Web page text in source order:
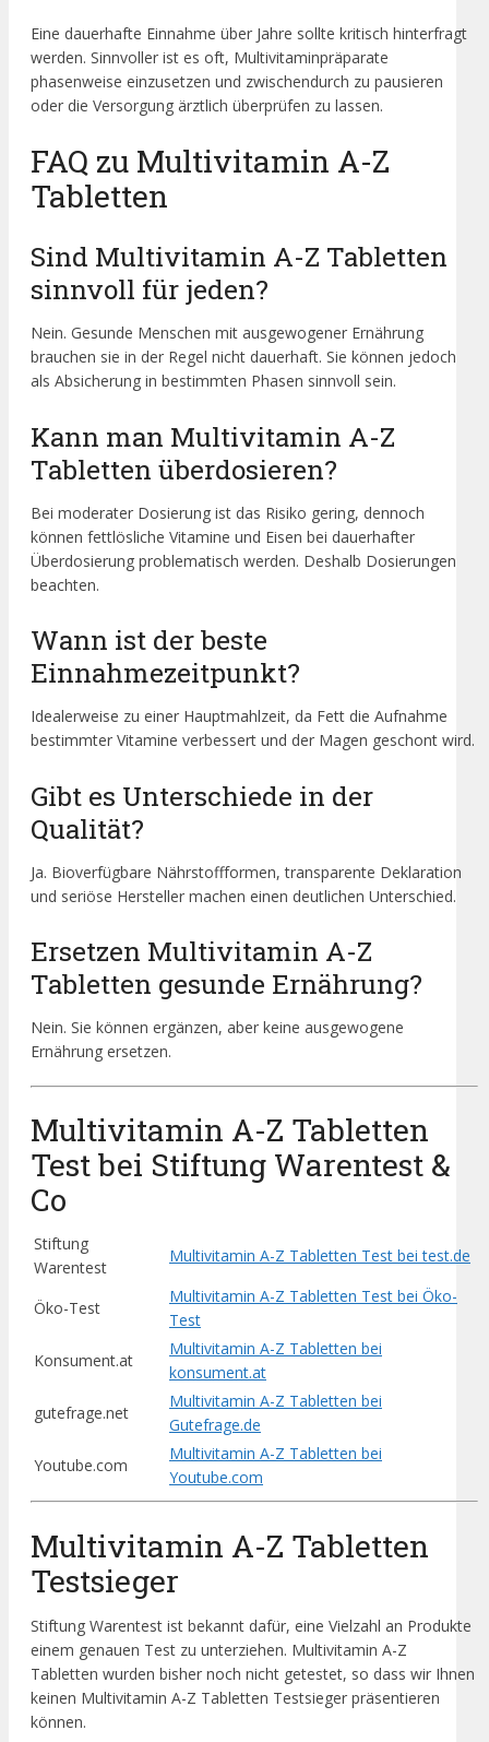
Eine dauerhafte Einnahme über Jahre sollte kritisch hinterfragt
werden. Sinnvoller ist es oft, Multivitaminpräparate
phasenweise einzusetzen und zwischendurch zu pausieren
oder die Versorgung ärztlich überprüfen zu lassen.
FAQ zu Multivitamin A-Z
Tabletten
Sind Multivitamin A-Z Tabletten
sinnvoll für jeden?
Nein. Gesunde Menschen mit ausgewogener Ernährung
brauchen sie in der Regel nicht dauerhaft. Sie können jedoch
als Absicherung in bestimmten Phasen sinnvoll sein.
Kann man Multivitamin A-Z
Tabletten überdosieren?
Bei moderater Dosierung ist das Risiko gering, dennoch
können fettlösliche Vitamine und Eisen bei dauerhafter
Überdosierung problematisch werden. Deshalb Dosierungen
beachten.
Wann ist der beste
Einnahmezeitpunkt?
Idealerweise zu einer Hauptmahlzeit, da Fett die Aufnahme
bestimmter Vitamine verbessert und der Magen geschont wird.
Gibt es Unterschiede in der
Qualität?
Ja. Bioverfügbare Nährstoffformen, transparente Deklaration
und seriöse Hersteller machen einen deutlichen Unterschied.
Ersetzen Multivitamin A-Z
Tabletten gesunde Ernährung?
Nein. Sie können ergänzen, aber keine ausgewogene
Ernährung ersetzen.
Multivitamin A-Z Tabletten
Test bei Stiftung Warentest &
Co
Stiftung
Warentest
Multivitamin A-Z Tabletten Test bei test.de
Öko-Test
Multivitamin A-Z Tabletten Test bei Öko-
Test
Konsument.at
Multivitamin A-Z Tabletten bei
konsument.at
gutefrage.net
Multivitamin A-Z Tabletten bei
Gutefrage.de
Youtube.com
Multivitamin A-Z Tabletten bei
Youtube.com
Multivitamin A-Z Tabletten
Testsieger
Stiftung Warentest ist bekannt dafür, eine Vielzahl an Produkte
einem genauen Test zu unterziehen. Multivitamin A-Z
Tabletten wurden bisher noch nicht getestet, so dass wir Ihnen
keinen Multivitamin A-Z Tabletten Testsieger präsentieren
können.